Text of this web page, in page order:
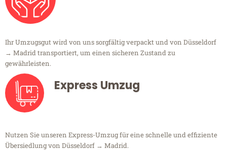
Ihr Umzugsgut wird von uns sorgfältig verpackt und von Düsseldorf
→ Madrid transportiert, um einen sicheren Zustand zu
gewährleisten.
Express Umzug
Nutzen Sie unseren Express-Umzug für eine schnelle und effiziente
Übersiedlung von Düsseldorf → Madrid.